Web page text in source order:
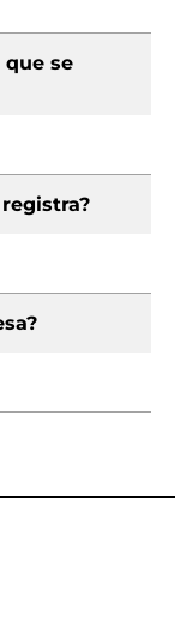
que se